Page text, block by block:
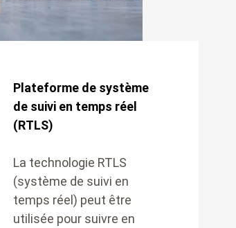
Plateforme de système
de suivi en temps réel
(RTLS)
La technologie RTLS
(système de suivi en
temps réel) peut être
utilisée pour suivre en